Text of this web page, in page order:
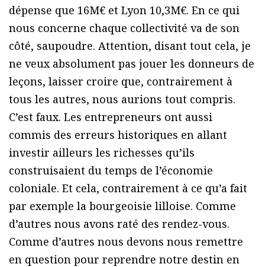
dépense que 16M€ et Lyon 10,3M€. En ce qui
nous concerne chaque collectivité va de son
côté, saupoudre. Attention, disant tout cela, je
ne veux absolument pas jouer les donneurs de
leçons, laisser croire que, contrairement à
tous les autres, nous aurions tout compris.
C’est faux. Les entrepreneurs ont aussi
commis des erreurs historiques en allant
investir ailleurs les richesses qu’ils
construisaient du temps de l’économie
coloniale. Et cela, contrairement à ce qu’a fait
par exemple la bourgeoisie lilloise. Comme
d’autres nous avons raté des rendez-vous.
Comme d’autres nous devons nous remettre
en question pour reprendre notre destin en